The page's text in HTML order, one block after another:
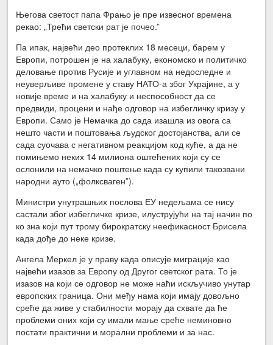
Његова светост папа Фрањо је пре извесног времена
рекао: „Трећи светски рат је почео.”
Па ипак, највећи део протеклих 18 месеци, барем у
Европи, потрошен је на халабуку, економско и политичко
деловање против Русије и углавном на недоследне и
неуверљиве промене у ставу НАТО-а због Украјине, а у
новије време и на халабуку и неспособност да се
предвиди, процени и нађе одговор на избегличку кризу у
Европи. Само је Немачка до сада изашла из овога са
нешто части и поштовања људског достојанства, али се
сада суочава с негативном реакцијом код куће, а да не
помињемо неких 14 милиона оштећених који су се
ослонили на немачко поштење када су купили такозвани
народни ауто („фолксваген”).
Министри унутрашњих послова ЕУ недељама се нису
састали због избегличке кризе, илуструјући на тај начин по
ко зна који пут трому бирократску неефикасност Брисела
када дође до неке кризе.
Ангела Меркел је у праву када описује миграције као
највећи изазов за Европу од Другог светског рата. То је
изазов на који се одговор не може наћи искључиво унутар
европских граница. Они међу нама који имају довољно
среће да живе у стабилности морају да схвате да ће
проблеми оних који су имали мање среће неминовно
постати практични и морални проблеми и за нас.